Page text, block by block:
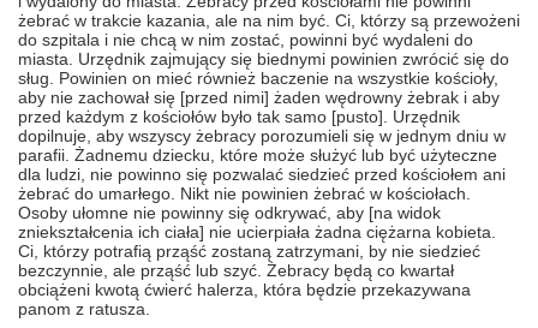
żebrać w trakcie kazania, ale na nim być. Ci, którzy są przewożeni
do szpitala i nie chcą w nim zostać, powinni być wydaleni do
miasta. Urzędnik zajmujący się biednymi powinien zwrócić się do
sług. Powinien on mieć również baczenie na wszystkie kościoły,
aby nie zachował się [przed nimi] żaden wędrowny żebrak i aby
przed każdym z kościołów było tak samo [pusto]. Urzędnik
dopilnuje, aby wszyscy żebracy porozumieli się w jednym dniu w
parafii. Żadnemu dziecku, które może służyć lub być użyteczne
dla ludzi, nie powinno się pozwalać siedzieć przed kościołem ani
żebrać do umarłego. Nikt nie powinien żebrać w kościołach.
Osoby ułomne nie powinny się odkrywać, aby [na widok
zniekształcenia ich ciała] nie ucierpiała żadna ciężarna kobieta.
Ci, którzy potrafią prząść zostaną zatrzymani, by nie siedzieć
bezczynnie, ale prząść lub szyć. Żebracy będą co kwartał
obciążeni kwotą ćwierć halerza, która będzie przekazywana
panom z ratusza.